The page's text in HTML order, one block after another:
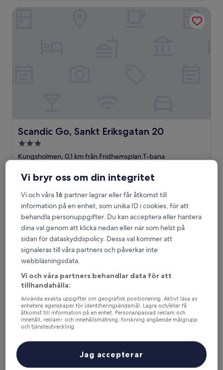
Scandic Go, Sankt Eriksgatan 20
Scandic Go, Sankt Eriksgatan 20
3.0-
stjärnigt
Kungsholmen, 0,1 km från Fridhemsplan T-bana
av
Fantastiskt,
(1 167 recensioner)
inklusive skatter och avgifter
30 aug. – 31 aug.
Comfort Hotel Xpress Stockholm Central
Comfort Hotel Xpress Stockholm Central
stjärnigt
Norrmalm, 1,5 km från Fridhemsplan T-bana
Comfort Hotel Xpress Stockholm Central
Vi bryr oss om din integritet
Vi och våra16 partner lagrar eller får åtkomst till
information på en enhet, som unika ID i cookies, för att
behandla personuppgifter. Du kan acceptera eller hantera
dina val genom att klicka nedan eller när som helst på
sidan för dataskyddspolicy. Dessa val kommer att
signaleras till våra partners och påverkar inte
webbläsningsdata.
Vi och våra partners behandlar data för att
tillhandahålla:
Använda exakta uppgifter om geografisk positionering. Aktivt läsa av
enhetens egenskaper för identifieringsändamål. Lagra och/eller få
åtkomst till information på en enhet. Personanpassad reklam och
innehåll, reklam- och innehållsmätning, forskning angående målgrupp
och tjänsteutveckling.
Jag accepterar